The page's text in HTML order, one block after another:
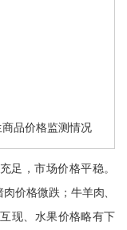
商品价格监测情况
足，市场价格平稳。
肉价格微跌；牛羊肉、
现、水果价格略有下